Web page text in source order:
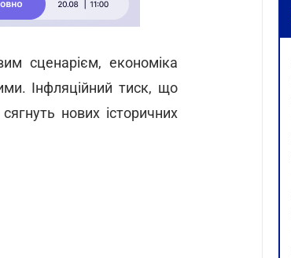
сценарієм, економіка
Інфляційний тиск, що
нових історичних